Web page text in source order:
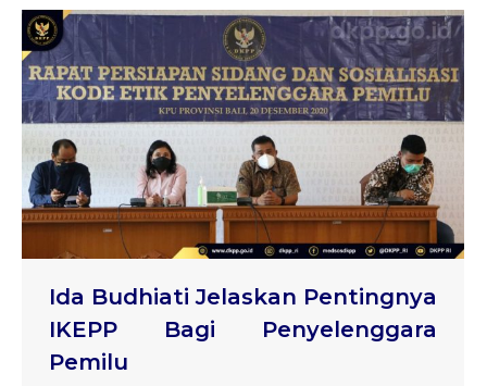
Ida Budhiati Jelaskan Pentingnya
IKEPP Bagi Penyelenggara
Pemilu